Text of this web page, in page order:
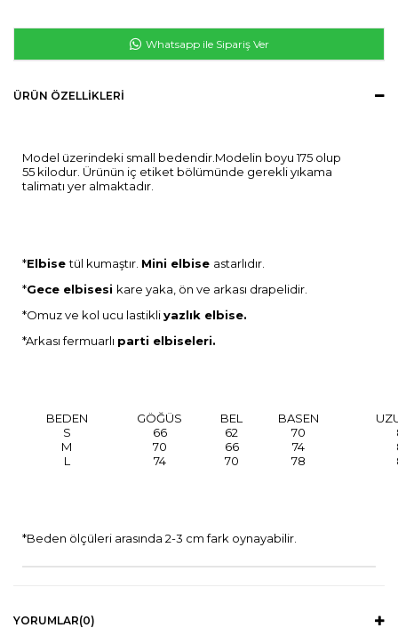
Whatsapp ile Sipariş Ver
ÜRÜN ÖZELLIKLERI
Model üzerindeki small bedendir.Modelin boyu 175 olup
55 kilodur. Ürünün iç etiket bölümünde gerekli yıkama
talimatı yer almaktadır.
*Elbisetül kumaştır. Mini elbise astarlıdır.
*Gece elbisesi kare yaka, ön ve arkası drapelidir.
*Omuz ve kol ucu lastikliyazlık elbise.
*Arkası fermuarlı parti elbiseleri.
BEDEN GÖĞÜS BEL BASEN
S
66 62 70
M
70 66 74
L
74 70 78
*Beden ölçüleri arasında 2-3 cm fark oynayabilir.
YORUMLAR(0)